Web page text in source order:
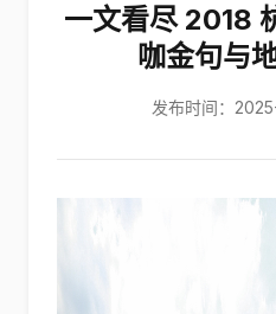
一文看尽 2018
咖金句与
发布时间：